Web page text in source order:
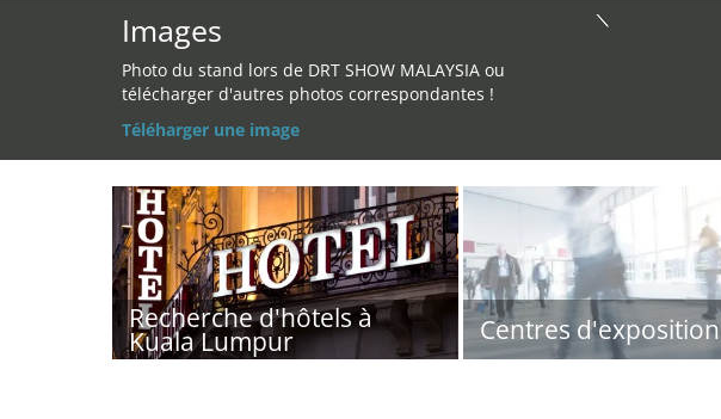
Images
Photo du stand lors de DRT SHOW MALAYSIA ou
télécharger d'autres photos correspondantes !
Téléharger une image
Recherche d'hôtels à
Kuala Lumpur Centres d'exposition